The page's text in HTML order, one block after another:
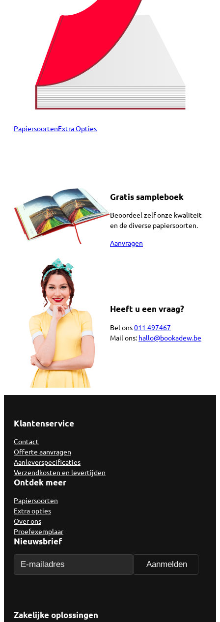
PapiersoortenExtra Opties
Heeft u een vraag?
Bel ons011 497467
Mail ons: hallo@bookadew.be
Gratis sampleboek
Beoordeel zelf onze kwaliteit
en de diverse papiersoorten.
Aanvragen
Klantenservice
Contact
Offerte aanvragen
Aanleverspecificaties
Verzendkosten en levertijden
Ontdek meer
Papiersoorten
Extra opties
Over ons
Proefexemplaar
Nieuwsbrief
Zakelijke oplossingen